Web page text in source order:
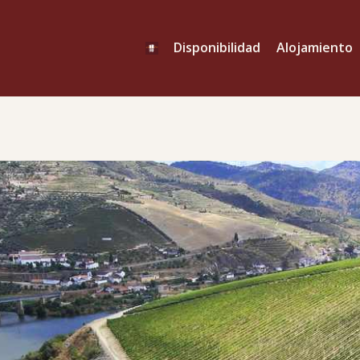
Disponibilidad Alojamiento